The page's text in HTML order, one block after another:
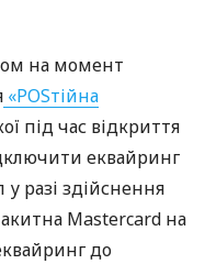
на момент
«POSтійна
під час відкриття
еквайринг
у разі здійснення
Mastercard на
до